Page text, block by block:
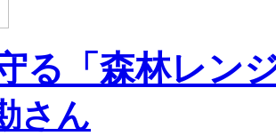
る「森林レン
さん